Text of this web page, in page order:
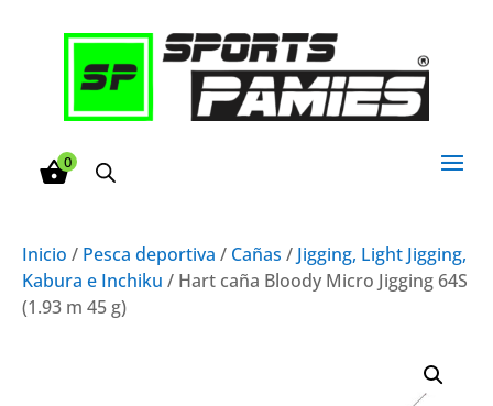
0
Inicio / Pesca deportiva / Cañas / Jigging, Light Jigging,
Kabura e Inchiku / Hart caña Bloody Micro Jigging 64S
(1.93 m 45 g)